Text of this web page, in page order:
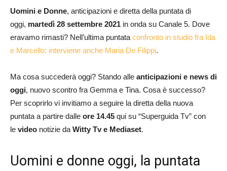
Uomini e Donne, anticipazioni e diretta della puntata di
oggi, martedì 28 settembre 2021 in onda su Canale 5. Dove
eravamo rimasti? Nell’ultima puntata confronto in studio fra Ida
e Marcello: interviene anche Maria De Filippi.
Ma cosa succederà oggi? Stando alle anticipazioni e news di
oggi, nuovo scontro fra Gemma e Tina. Cosa è successo?
Per scoprirlo vi invitiamo a seguire la diretta della nuova
puntata a partire dalle ore 14.45 qui su “Superguida Tv” con
le video notizie da Witty Tv e Mediaset.
Uomini e donne oggi, la puntata